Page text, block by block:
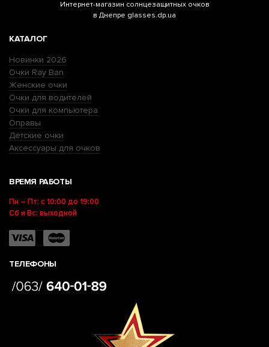
Интернет-магазин солнцезащитных очков
в Днепре glasses.dp.ua
КАТАЛОГ
Новинки 2026
Очки Ray Ban
Женские очки
Очки для водителей
Очки для компьютера
Оправы
Детские очки
Аксессуары для очков
ВРЕМЯ РАБОТЫ
Пн – Пт: с 10:00 до 19:00
Сб и Вс: выходной
ТЕЛЕФОНЫ